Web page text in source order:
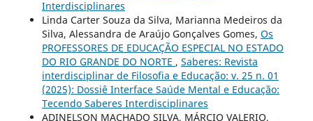
Interdisciplinares
Linda Carter Souza da Silva, Marianna Medeiros da
Silva, Alessandra de Araújo Gonçalves Gomes, Os
PROFESSORES DE EDUCAÇÃO ESPECIAL NO ESTADO
DO RIO GRANDE DO NORTE , Saberes: Revista
interdisciplinar de Filosofia e Educação: v. 25 n. 01
(2025): Dossiê Interface Saúde Mental e Educação:
Tecendo Saberes Interdisciplinares
ADINELSON MACHADO SILVA, MÁRCIO VALERIO,